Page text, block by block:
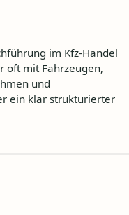
im Kfz-Handel
oft mit Fahrzeugen,
und
ein klar strukturierter